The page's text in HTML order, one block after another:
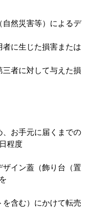
然災害等）によるデ
に生じた損害または
者に対して与えた損
お手元に届くまでの
程度
イン蓋（飾り台（置
含む）にかけて転売